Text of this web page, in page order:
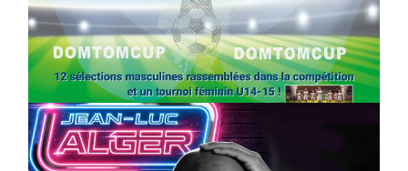
SPORT COMPÉTITIONS FOOTBALL JEUNESSE & SPORTS
Foot : la DTC 2026 approche
On03/04/2026byWebmaster2Risi